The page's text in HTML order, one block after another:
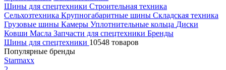
Шины для спецтехники Строительная техника
Сельхозтехника Крупногабаритные шины Складская техника
Грузовые шины Камеры Уплотнительные кольца Диски
Ковши Масла Запчасти для спецтехники Бренды
Шины для спецтехники 10548 товаров
Популярные бренды
Starmaxx